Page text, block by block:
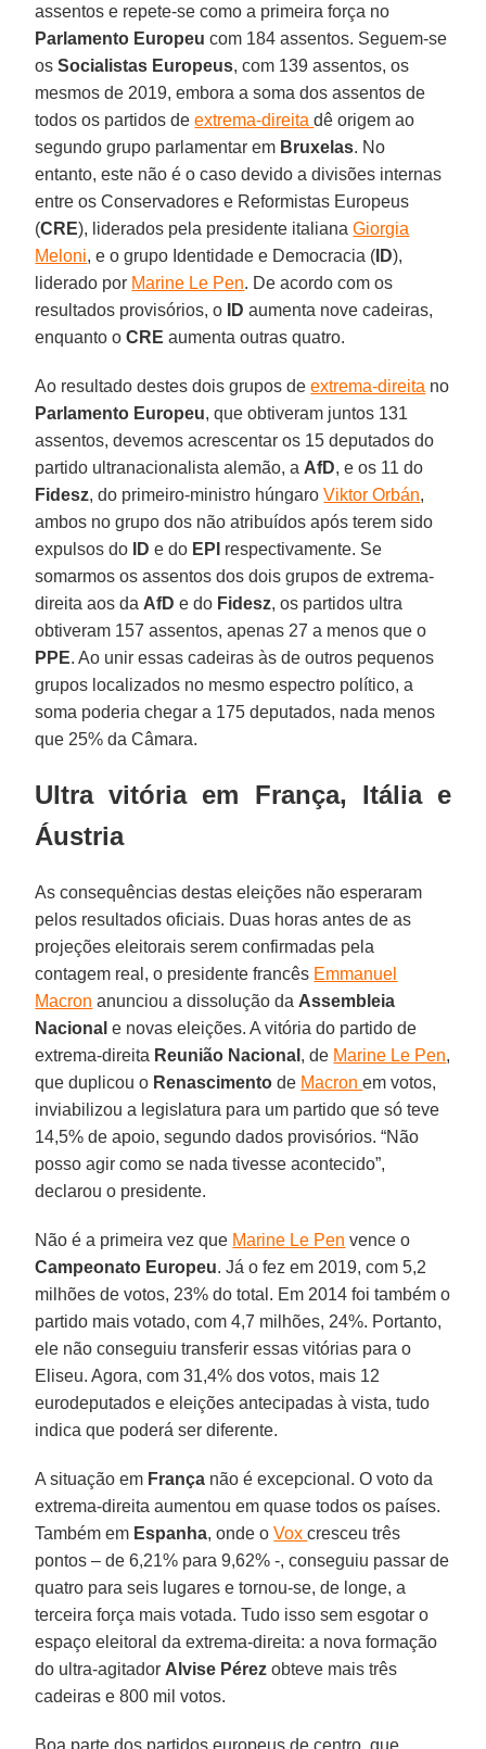
assentos e repete-se como a primeira força no
Parlamento Europeu com 184 assentos. Seguem-se
osSocialistas Europeus, com 139 assentos, os
mesmos de 2019, embora a soma dos assentos de
todos os partidos deextrema-direitadê origem ao
segundo grupo parlamentar em Bruxelas. No
entanto, este não é o caso devido a divisões internas
entre os Conservadores e Reformistas Europeus
(CRE), liderados pela presidente italianaGiorgia
Meloni, e o grupo Identidade e Democracia ( ID),
liderado por Marine Le Pen. De acordo com os
resultados provisórios, o
ID aumenta nove cadeiras,
enquanto oCRE aumenta outras quatro.
Ao resultado destes dois grupos deextrema-direita no
Parlamento Europeu, que obtiveram juntos 131
assentos, devemos acrescentar os 15 deputados do
partido ultranacionalista alemão, a AfD, e os 11 do
Fidesz, do primeiro-ministro húngaroViktor Orbán,
ambos no grupo dos não atribuídos após terem sido
expulsos do
ID e do EPI respectivamente. Se
somarmos os assentos dos dois grupos de extrema-
direita aos da AfD e do Fidesz, os partidos ultra
obtiveram 157 assentos, apenas 27 a menos que o
PPE. Ao unir essas cadeiras às de outros pequenos
grupos localizados no mesmo espectro político, a
soma poderia chegar a 175 deputados, nada menos
que 25% da Câmara.
Ultra vitória em França, Itália e
Áustria
As consequências destas eleições não esperaram
pelos resultados oficiais. Duas horas antes de as
projeções eleitorais serem confirmadas pela
contagem real, o presidente francês Emmanuel
Macron anunciou a dissolução da Assembleia
Nacional e novas eleições. A vitória do partido de
extrema-direita Reunião Nacional , de Marine Le Pen,
que duplicou o Renascimento de Macronem votos,
inviabilizou a legislatura para um partido que só teve
14,5% de apoio, segundo dados provisórios. “Não
posso agir como se nada tivesse acontecido”,
declarou o presidente.
Não é a primeira vez que Marine Le Pen vence o
Campeonato Europeu. Já o fez em 2019, com 5,2
milhões de votos, 23% do total. Em 2014 foi também o
partido mais votado, com 4,7 milhões, 24%. Portanto,
ele não conseguiu transferir essas vitórias para o
Eliseu. Agora, com 31,4% dos votos, mais 12
eurodeputados e eleições antecipadas à vista, tudo
indica que poderá ser diferente.
A situação em França não é excepcional. O voto da
extrema-direita aumentou em quase todos os países.
Também em Espanha, onde oVoxcresceu três
pontos – de 6,21% para 9,62% -, conseguiu passar de
quatro para seis lugares e tornou-se, de longe, a
terceira força mais votada. Tudo isso sem esgotar o
espaço eleitoral da extrema-direita: a nova formação
do ultra-agitador Alvise Pérez obteve mais três
cadeiras e 800 mil votos.
Boa parte dos partidos europeus de centro, que